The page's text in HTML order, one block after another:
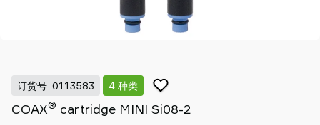
订货号: 0113583 4 种类
COAX® cartridge MINI Si08-2
Group
联